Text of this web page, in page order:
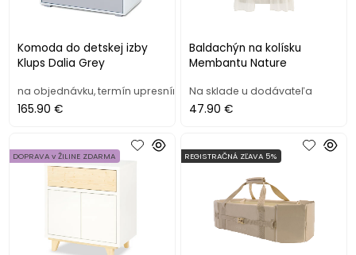
Komoda do detskej izby
Klups Dalia Grey
na objednávku, termín upresním
165.90 €
Baldachýn na kolísku
Membantu Nature
Na sklade u dodávateľa
47.90 €
DOPRAVA v ŽILINE ZDARMA REGISTRAČNÁ ZĽAVA 5%